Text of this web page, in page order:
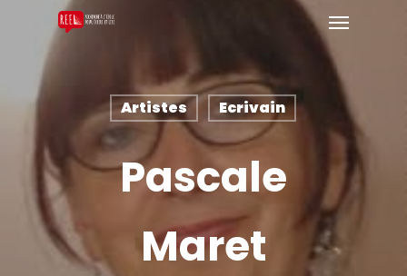
Artistes Ecrivain
Pascale
Maret